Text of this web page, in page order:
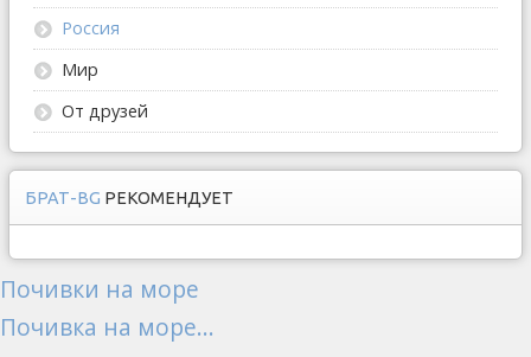
Россия
Мир
От друзей
БРАТ-BG РЕКОМЕНДУЕТ
Почивки на море
Почивка на море...